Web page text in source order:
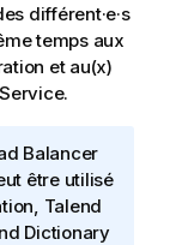
différent·e·s
temps aux
et au(x)
.
Balancer
être utilisé
, Talend
Dictionary